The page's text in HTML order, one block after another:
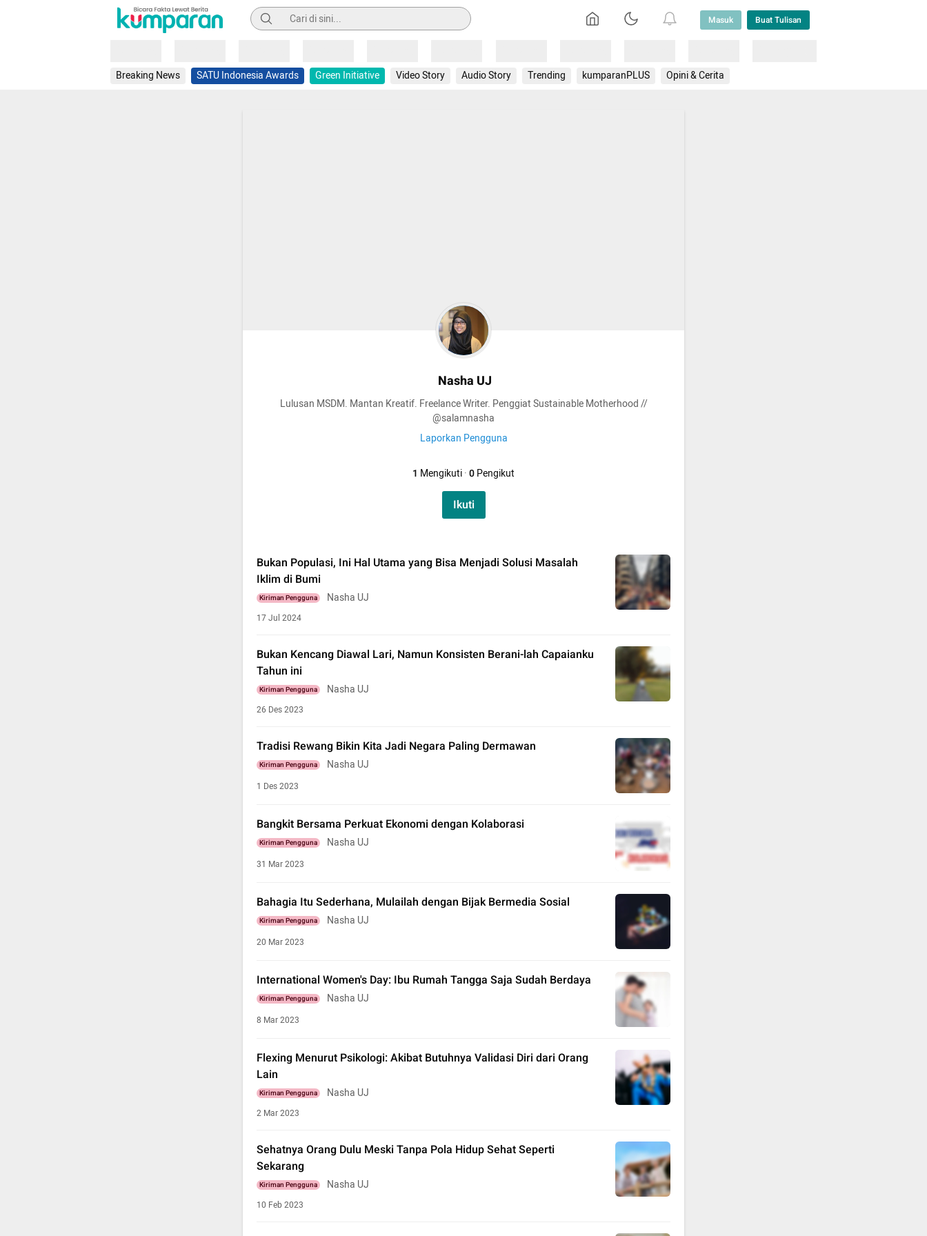
Pencarian Masuk Buat Tulisan
Breaking News SATU Indonesia Awards Green Initiative Video Story Audio Story Trending kumparanPLUS Opini & Cerita
Nasha UJ
Lulusan MSDM. Mantan Kreatif. Freelance Writer. Penggiat Sustainable Motherhood //
@salamnasha
Laporkan Pengguna
1 Mengikuti·0Pengikut
Ikuti
Bukan Populasi, Ini Hal Utama yang Bisa Menjadi Solusi Masalah
Iklim di Bumi
Kiriman Pengguna Nasha UJ
17 Jul 2024
Bukan Kencang Diawal Lari, Namun Konsisten Berani-lah Capaianku
Tahun ini
Kiriman Pengguna Nasha UJ
26 Des 2023
Tradisi Rewang Bikin Kita Jadi Negara Paling Dermawan
Kiriman Pengguna Nasha UJ
1 Des 2023
Bangkit Bersama Perkuat Ekonomi dengan Kolaborasi
Kiriman Pengguna Nasha UJ
31 Mar 2023
Bahagia Itu Sederhana, Mulailah dengan Bijak Bermedia Sosial
Kiriman Pengguna Nasha UJ
20 Mar 2023
International Women's Day: Ibu Rumah Tangga Saja Sudah Berdaya
Kiriman Pengguna Nasha UJ
8 Mar 2023
Flexing Menurut Psikologi: Akibat Butuhnya Validasi Diri dari Orang
Lain
Kiriman Pengguna Nasha UJ
2 Mar 2023
Sehatnya Orang Dulu Meski Tanpa Pola Hidup Sehat Seperti
Sekarang
Kiriman Pengguna Nasha UJ
10 Feb 2023